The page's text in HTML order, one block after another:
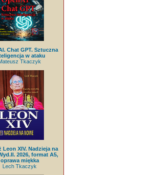
Chat GPT. Sztuczna
w ataku
Tkaczyk
Leon XIV. Nadzieja na
2026, format A5,
oprawa miękka
Lech Tkaczyk